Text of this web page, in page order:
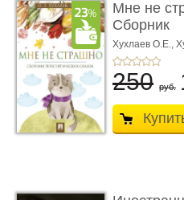
Мне не
Сборник
сказо� ...
Хухлаев О.Е.,
250 руб.